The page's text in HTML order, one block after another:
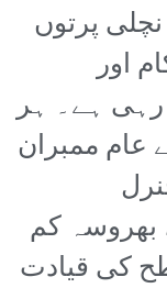
پرتوں
اور
رہی ہے۔ ہر
عام ممبران
بھروسہ کم
کی قیادت